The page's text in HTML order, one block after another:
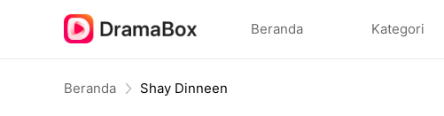
Beranda Kategori
Beranda Shay Dinneen